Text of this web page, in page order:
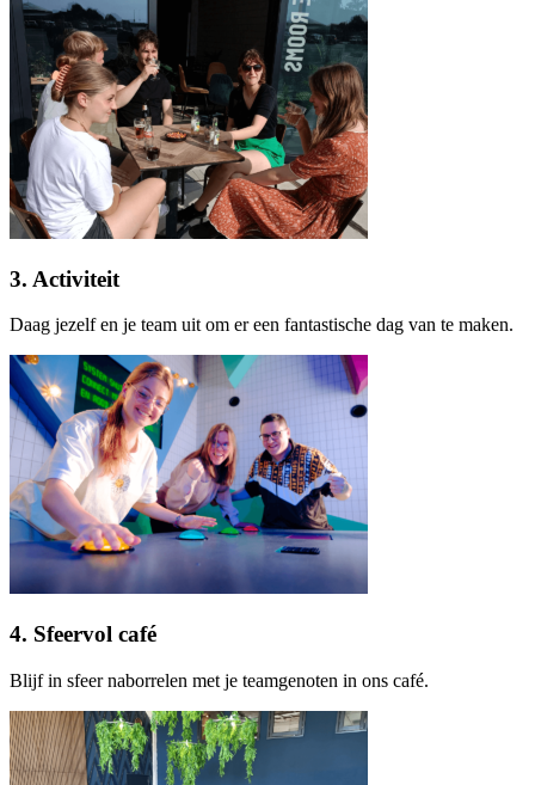
3. Activiteit
Daag jezelf en je team uit om er een fantastische dag van te maken.
4. Sfeervol café
Blijf in sfeer naborrelen met je teamgenoten in ons café.